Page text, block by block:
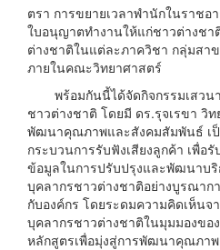
ตรา การขยายเวลาพำนักในราช
ใบอนุญาตทำงานให้แก่ชาวต่างช
ต่างชาติในแต่ละภาควิชา กลุ่มสา
ภายในคณะวิทยาศาสตร์
พร้อมกันนี้ได้จัดกิจกรรมเสวน
ชาวต่างชาติ โดยมี ดร.รุจเรขา
พัฒนาคุณภาพและสังคมสัมพันธ์ เ
กระบวนการรับฟังเสียงลูกค้า เพื่อ
ข้อมูลในการปรับปรุงและพัฒนาบ
บุคลากรชาวต่างชาติอย่างบูรณาก
กับองค์กร โดยระดมความคิดเห็นจ
บุคลากรชาวต่างชาติในมุมมองขอ
หลักสูตรเพื่อมุ่งสู่การพัฒนาคุณภาพ